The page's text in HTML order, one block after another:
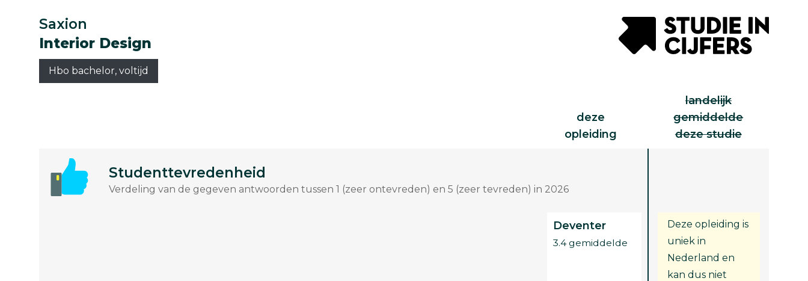
Saxion
Interior Design
Hbo bachelor, voltijd
deze
opleiding
landelijk
gemiddelde
deze studie
Studenttevredenheid
Verdeling van de gegeven antwoorden tussen 1 (zeer ontevreden) en 5 (zeer tevreden) in 2026
Deventer
3.4 gemiddelde
Deze opleiding is
uniek in
Nederland en
kan dus niet